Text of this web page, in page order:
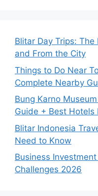
Blitar Day Trips:
and From the City
Things to Do Near
Complete Nearby
Bung Karno
Guide + Best Hotels
Blitar Indonesia
Need to Know
Business
Challenges 2026